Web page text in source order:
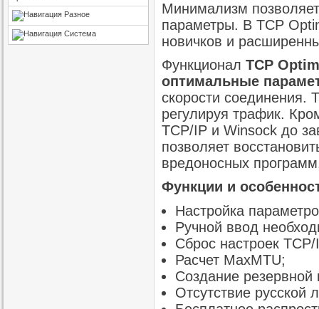
Разное
Система
Минимализм
параметры. В TCP
новичков и
Функционал TCP
оптимальные
скорости соединения.
регулируя трафик.
TCP/IP и Winsock до
позволяет
вредоносных
Функции и
Настройка
Ручной ввод
Сброс настроек
Расчет MaxMTU;
Создание резервной
Отсутствие русской